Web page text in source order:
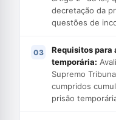
decretação da
questões de
Requisitos para
temporária:
Supremo
cumpridos
prisão